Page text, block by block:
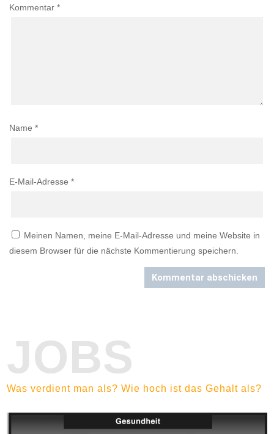
Kommentar *
Name *
E-Mail-Adresse *
Meinen Namen, meine E-Mail-Adresse und meine Website in
diesem Browser für die nächste Kommentierung speichern.
Kommentar abschicken
JOBS
Was verdient man als? Wie hoch ist das Gehalt als?